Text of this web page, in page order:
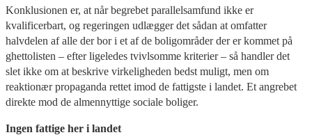
Konklusionen er, at når begrebet parallelsamfund ikke er
kvalificerbart, og regeringen udlægger det sådan at omfatter
halvdelen af alle der bor i et af de boligområder der er kommet på
ghettolisten – efter ligeledes tvivlsomme kriterier – så handler det
slet ikke om at beskrive virkeligheden bedst muligt, men om
reaktionær propaganda rettet imod de fattigste i landet. Et angrebet
direkte mod de almennyttige sociale boliger.
Ingen fattige her i landet